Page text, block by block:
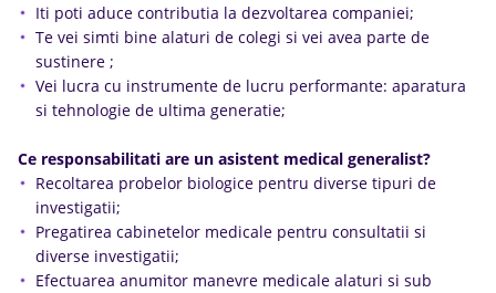
Iti poti aduce contributia la dezvoltarea companiei;
Te vei simti bine alaturi de colegi si vei avea parte de
sustinere ;
Vei lucra cu instrumente de lucru performante: aparatura
si tehnologie de ultima generatie;
Ce responsabilitati are un asistent medical generalist?
Recoltarea probelor biologice pentru diverse tipuri de
investigatii;
Pregatirea cabinetelor medicale pentru consultatii si
diverse investigatii;
Efectuarea anumitor manevre medicale alaturi si sub